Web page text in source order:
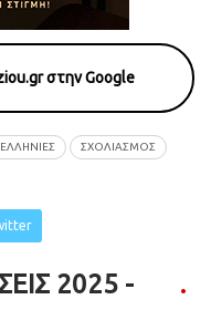
στην Google
ΣΧΟΛΙΑΣΜΟΣ
2025 -